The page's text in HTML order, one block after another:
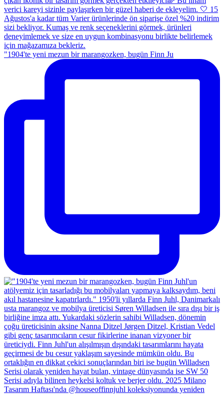
"1904'te yeni mezun bir marangozken, bugün Finn Ju